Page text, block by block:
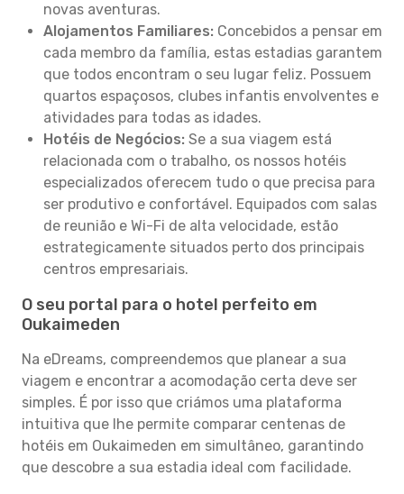
novas aventuras.
Alojamentos Familiares: Concebidos a pensar em
cada membro da família, estas estadias garantem
que todos encontram o seu lugar feliz. Possuem
quartos espaçosos, clubes infantis envolventes e
atividades para todas as idades.
Hotéis de Negócios: Se a sua viagem está
relacionada com o trabalho, os nossos hotéis
especializados oferecem tudo o que precisa para
ser produtivo e confortável. Equipados com salas
de reunião e Wi-Fi de alta velocidade, estão
estrategicamente situados perto dos principais
centros empresariais.
O seu portal para o hotel perfeito em
Oukaimeden
Na eDreams, compreendemos que planear a sua
viagem e encontrar a acomodação certa deve ser
simples. É por isso que criámos uma plataforma
intuitiva que lhe permite comparar centenas de
hotéis em Oukaimeden em simultâneo, garantindo
que descobre a sua estadia ideal com facilidade.